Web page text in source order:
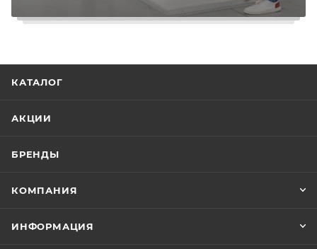
КАТАЛОГ
АКЦИИ
БРЕНДЫ
КОМПАНИЯ
ИНФОРМАЦИЯ